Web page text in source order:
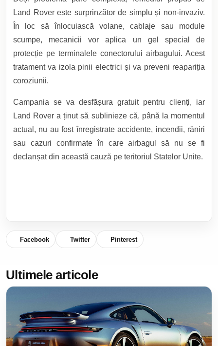
Land Rover este surprinzător de simplu și non-invaziv.
În loc să înlocuiască volane, cablaje sau module
scumpe, mecanicii vor aplica un gel special de
protecție pe terminalele conectorului airbagului. Acest
tratament va izola pinii electrici și va preveni reapariția
coroziunii.
Campania se va desfășura gratuit pentru clienți, iar
Land Rover a ținut să sublinieze că, până la momentul
actual, nu au fost înregistrate accidente, incendii, răniri
sau cazuri confirmate în care airbagul să nu se fi
declanșat din această cauză pe teritoriul Statelor Unite.
Facebook Twitter Pinterest
Ultimele articole